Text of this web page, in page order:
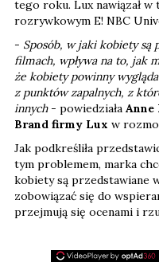
tego roku. Lux nawiązał w
rozrywkowym E! NBC
- Sposób, w jaki kobiety są
filmach, wpływa na to, jak
że kobiety powinny
z punktów zapalnych, z
innych- powiedziała Anne
Brand firmy Lux w
Jak podkreśliła
tym problemem, marka
kobiety są przedstawiane
zobowiązać się do
przejmują się ocenami i